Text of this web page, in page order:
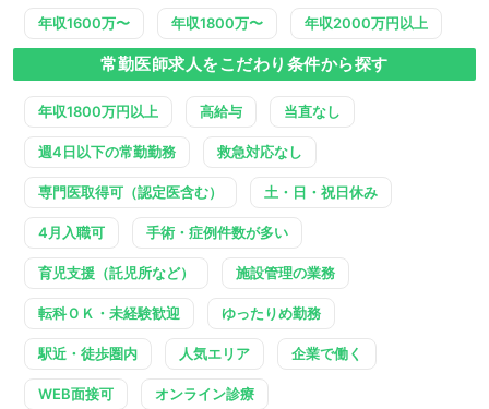
年収1600万〜 年収1800万〜 年収2000万円以上
常勤医師求人をこだわり条件から探す
年収1800万円以上 高給与 当直なし
週4日以下の常勤勤務 救急対応なし
専門医取得可（認定医含む） 土・日・祝日休み
4月入職可 手術・症例件数が多い
育児支援（託児所など） 施設管理の業務
転科ＯＫ・未経験歓迎 ゆったりめ勤務
駅近・徒歩圏内 人気エリア 企業で働く
WEB面接可 オンライン診療